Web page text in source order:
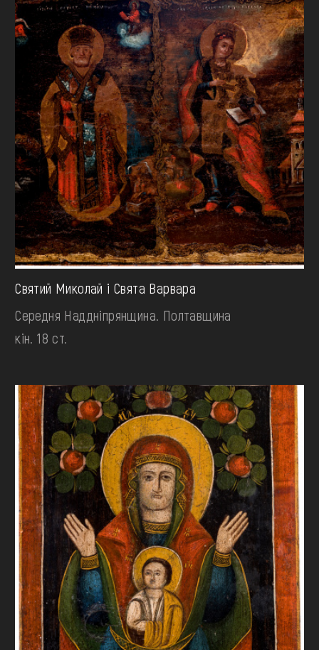
Святий Миколай і Свята Варвара
Середня Наддніпрянщина. Полтавщина
кін. 18 ст.